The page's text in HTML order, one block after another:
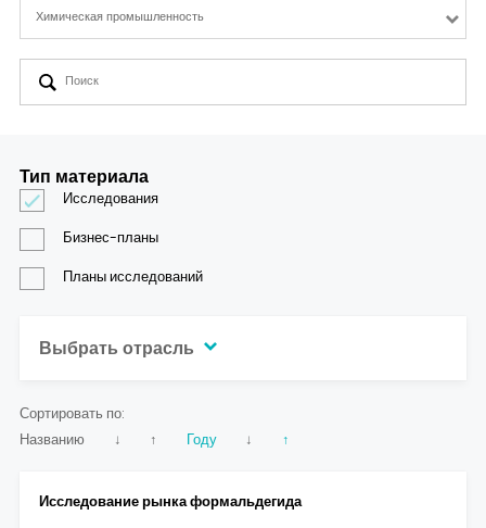
Новая реальность
Кейсы
Контакты
Химическая промышленность
Сортировать по:
Названию
↓ ↑ Году ↓ ↑
Исследование рынка формальдегида
Тип материала
Исследования
Бизнес-планы
Планы исследований
Выбрать отрасль